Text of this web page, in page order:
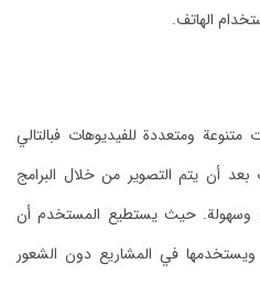
الهاتف.
ومتعددة للفيديوهات فبالتالي
بعد أن يتم التصوير من خلال البرامج
وسهولة. حيث يستطيع المستخدم أن
ويستخدمها في المشاريع دون الشعور